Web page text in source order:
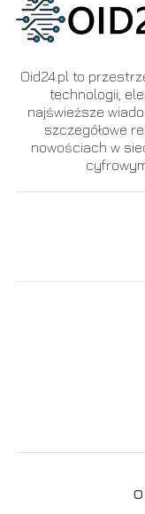
Oid24.pl to
technologii,
najświeższe
szczegółowe
nowościach w